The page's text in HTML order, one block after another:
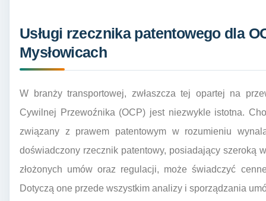
Usługi rzecznika patentowego dla
Mysłowicach
W branży transportowej, zwłaszcza tej opartej na
Cywilnej Przewoźnika (OCP) jest niezwykle istotna.
związany z prawem patentowym w rozumieniu
doświadczony rzecznik patentowy, posiadający szeroką
złożonych umów oraz regulacji, może świadczyć
Dotyczą one przede wszystkim analizy i sporządzania